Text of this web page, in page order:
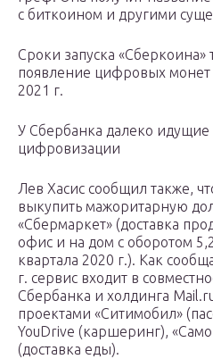
с биткоином и другими
Сроки запуска
появление цифровых монет
2021 г.
У Сбербанка далеко
цифровизации
Лев Хасис сообщил также,
выкупить мажоритарную
«Сбермаркет» (доставка
офис и на дом с оборотом
квартала 2020 г.). Как
г. сервис входит в
Сбербанка и холдинга
проектами «Ситимобил»
YouDrive (каршеринг),
(доставка еды).